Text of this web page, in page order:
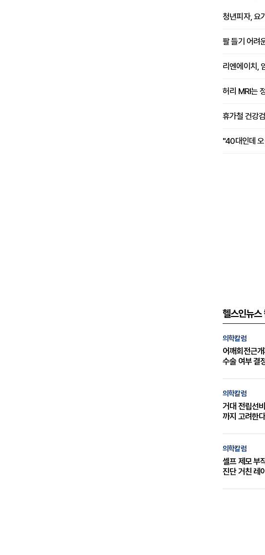
청년피자, 요
헬스인뉴스
의학칼럼
어깨회전근
수술 여부 결
의학칼럼
거대 전립선
까지 고려한
의학칼럼
셀프 제모 부
진단 거친 레